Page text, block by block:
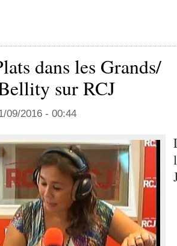
dans les Grands/
sur RCJ
09/2016 - 00:44